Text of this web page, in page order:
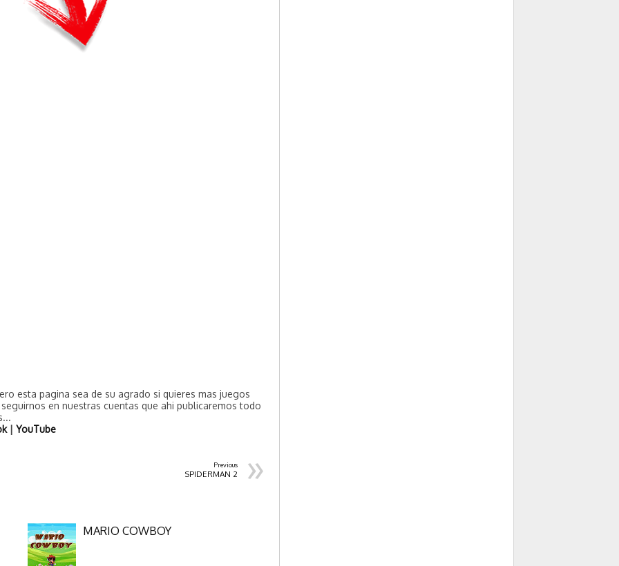
esta pagina sea de su agrado si quieres mas juegos
en nuestras cuentas que ahi publicaremos todo
| YouTube
»
Previous
SPIDERMAN 2
MARIO COWBOY